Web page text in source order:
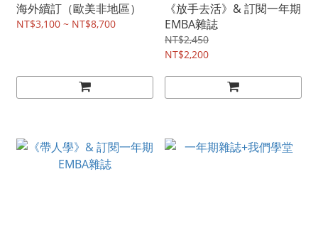
海外續訂（歐美非地區）
NT$3,100 ~ NT$8,700
《放手去活》& 訂閱一年期
EMBA雜誌
NT$2,450
NT$2,200